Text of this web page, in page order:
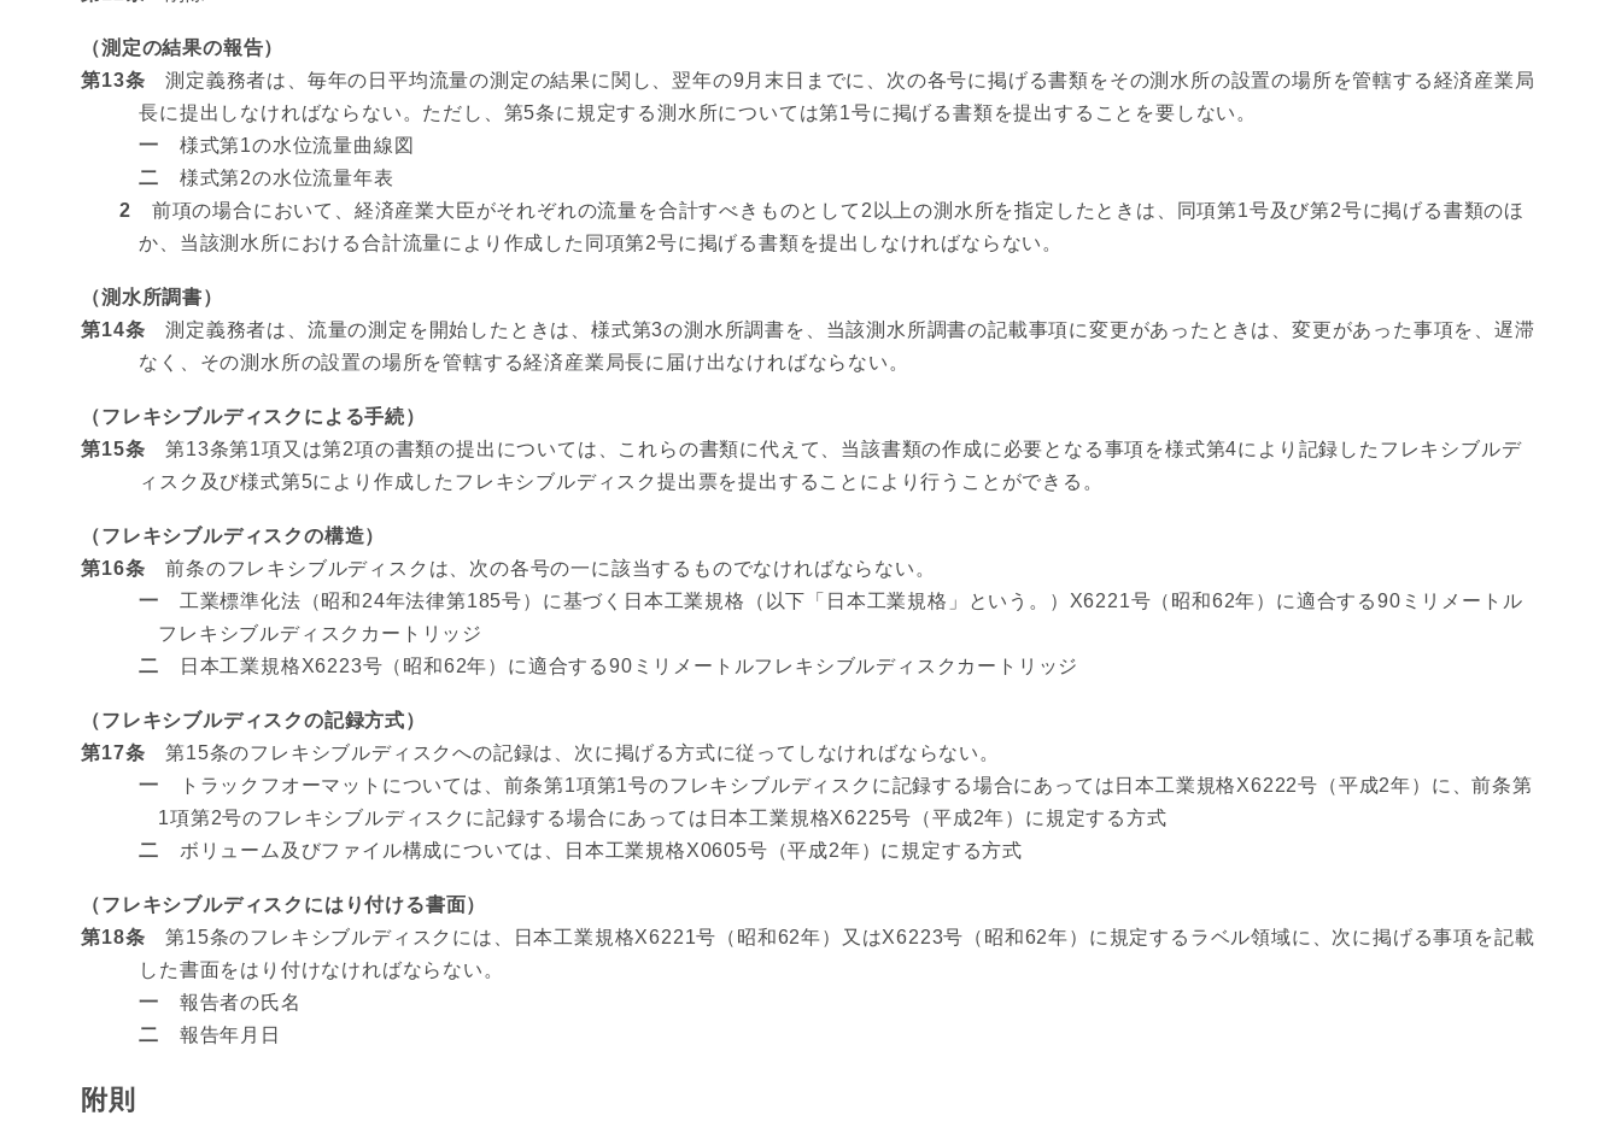
（測定の結果の報告）
第13条 測定義務者は、毎年の日平均流量の測定の結果に関し、翌年の9月末日までに、次の各号に掲げる書類をその測水所の設置の場所を管轄する経済産業局
長に提出しなければならない。ただし、第5条に規定する測水所については第1号に掲げる書類を提出することを要しない。
一 様式第1の水位流量曲線図
二 様式第2の水位流量年表
2 前項の場合において、経済産業大臣がそれぞれの流量を合計すべきものとして2以上の測水所を指定したときは、同項第1号及び第2号に掲げる書類のほ
か、当該測水所における合計流量により作成した同項第2号に掲げる書類を提出しなければならない。
（測水所調書）
第14条 測定義務者は、流量の測定を開始したときは、様式第3の測水所調書を、当該測水所調書の記載事項に変更があったときは、変更があった事項を、遅滞
なく、その測水所の設置の場所を管轄する経済産業局長に届け出なければならない。
（フレキシブルディスクによる手続）
第15条 第13条第1項又は第2項の書類の提出については、これらの書類に代えて、当該書類の作成に必要となる事項を様式第4により記録したフレキシブルデ
ィスク及び様式第5により作成したフレキシブルディスク提出票を提出することにより行うことができる。
（フレキシブルディスクの構造）
第16条 前条のフレキシブルディスクは、次の各号の一に該当するものでなければならない。
一 工業標準化法（昭和24年法律第185号）に基づく日本工業規格（以下「日本工業規格」という。）X6221号（昭和62年）に適合する90ミリメートル
フレキシブルディスクカートリッジ
二 日本工業規格X6223号（昭和62年）に適合する90ミリメートルフレキシブルディスクカートリッジ
（フレキシブルディスクの記録方式）
第17条 第15条のフレキシブルディスクへの記録は、次に掲げる方式に従ってしなければならない。
一 トラックフオーマットについては、前条第1項第1号のフレキシブルディスクに記録する場合にあっては日本工業規格X6222号（平成2年）に、前条第
1項第2号のフレキシブルディスクに記録する場合にあっては日本工業規格X6225号（平成2年）に規定する方式
二 ボリューム及びファイル構成については、日本工業規格X0605号（平成2年）に規定する方式
（フレキシブルディスクにはり付ける書面）
第18条 第15条のフレキシブルディスクには、日本工業規格X6221号（昭和62年）又はX6223号（昭和62年）に規定するラベル領域に、次に掲げる事項を記載
した書面をはり付けなければならない。
一 報告者の氏名
二 報告年月日
附則